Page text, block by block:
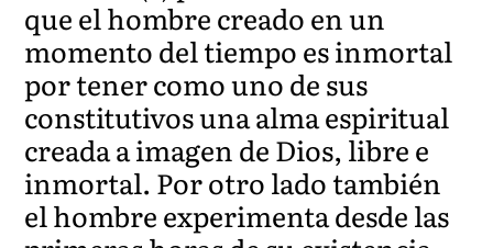
que el hombre creado en un
momento del tiempo es inmortal
por tener como uno de sus
constitutivos una alma espiritual
creada a imagen de Dios, libre e
inmortal. Por otro lado también
el hombre experimenta desde las